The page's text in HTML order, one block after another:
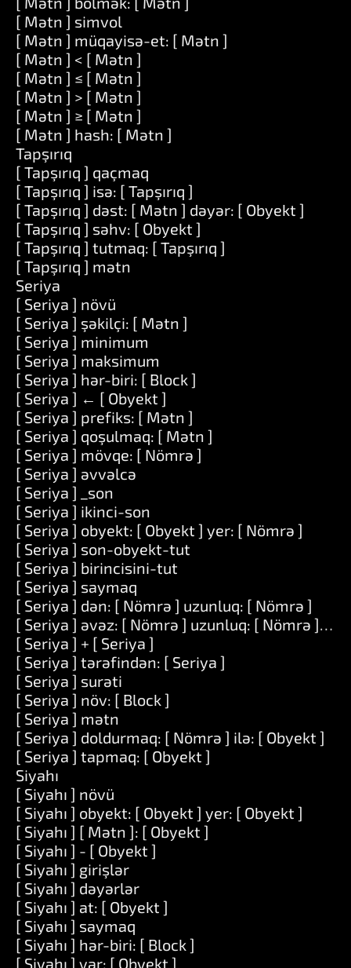
[ Mətn ] simvol
[ Mətn ] müqayisə-et: [ Mətn ]
[ Mətn ] < [ Mətn ]
[ Mətn ] ≤ [ Mətn ]
[ Mətn ] > [ Mətn ]
[ Mətn ] ≥ [ Mətn ]
[ Mətn ] hash: [ Mətn ]
Tapşırıq
[ Tapşırıq ] qaçmaq
[ Tapşırıq ] isə: [ Tapşırıq ]
[ Tapşırıq ] dəst: [ Mətn ] dəyər: [ Obyekt ]
[ Tapşırıq ] səhv: [ Obyekt ]
[ Tapşırıq ] tutmaq: [ Tapşırıq ]
[ Tapşırıq ] mətn
Seriya
[ Seriya ] növü
[ Seriya ] şəkilçi: [ Mətn ]
[ Seriya ] minimum
[ Seriya ] maksimum
[ Seriya ] hər-biri: [ Block ]
[ Seriya ] ← [ Obyekt ]
[ Seriya ] prefiks: [ Mətn ]
[ Seriya ] qoşulmaq: [ Mətn ]
[ Seriya ] mövqe: [ Nömrə ]
[ Seriya ] əvvəlcə
[ Seriya ] _son
[ Seriya ] ikinci-son
[ Seriya ] obyekt: [ Obyekt ] yer: [ Nömrə ]
[ Seriya ] son-obyekt-tut
[ Seriya ] birincisini-tut
[ Seriya ] saymaq
[ Seriya ] dən: [ Nömrə ] uzunluq: [ Nömrə ]
[ Seriya ] əvəz: [ Nömrə ] uzunluq: [ Nömrə ] ilə:
[ Seriya ] + [ Seriya ]
[ Seriya ] tərəfindən: [ Seriya ]
[ Seriya ] surəti
[ Seriya ] növ: [ Block ]
[ Seriya ] mətn
[ Seriya ] doldurmaq: [ Nömrə ] ilə: [ Obyekt ]
[ Seriya ] tapmaq: [ Obyekt ]
Siyahı
[ Siyahı ] növü
[ Siyahı ] obyekt: [ Obyekt ] yer: [ Obyekt ]
[ Siyahı ] [ Mətn ]: [ Obyekt ]
[ Siyahı ] - [ Obyekt ]
[ Siyahı ] girişlər
[ Siyahı ] dəyərlər
[ Siyahı ] at: [ Obyekt ]
[ Siyahı ] saymaq
[ Siyahı ] hər-biri: [ Block ]
[ Siyahı ] var: [ Obyekt ]